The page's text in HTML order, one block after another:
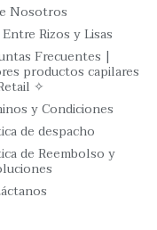
Nosotros
Rizos y Lisas
Frecuentes |
productos capilares
✧
y Condiciones
de despacho
de Reembolso y